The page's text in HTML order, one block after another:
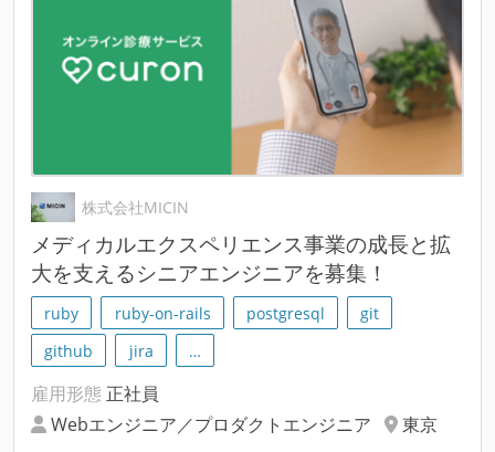
株式会社MICIN
メディカルエクスペリエンス事業の成長と拡
大を支えるシニアエンジニアを募集！
ruby ruby-on-rails postgresql
git
github
jira …
雇用形態 正社員
Webエンジニア／プロダクトエンジニア
東京